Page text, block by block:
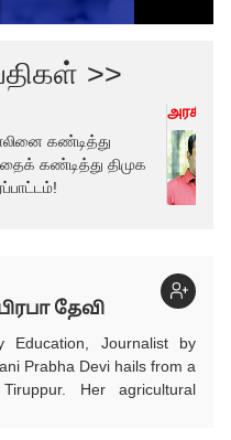
>>
கண்டித்து
கண்டித்து திமுக
அரசியல்
தேவி
Education, Journalist by
Prabha Devi hails from a
Her agricultural